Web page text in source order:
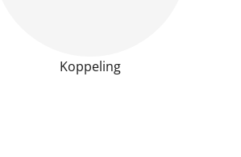
Koppeling